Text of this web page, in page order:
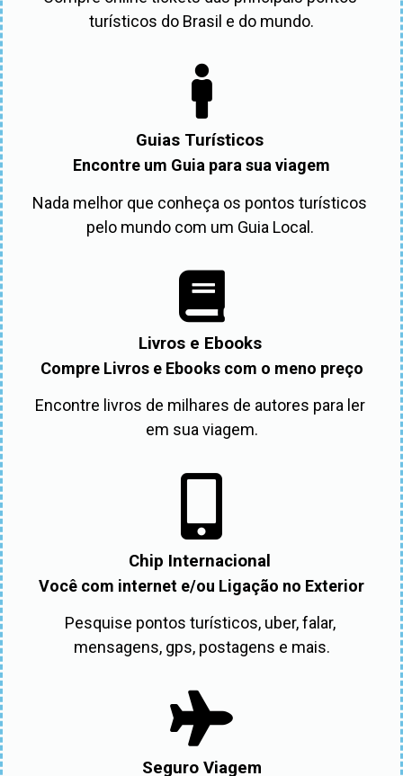
turísticos do Brasil e do mundo.
Guias Turísticos
Encontre um Guia para sua viagem
Nada melhor que conheça os pontos turísticos
pelo mundo com um Guia Local.
Livros e Ebooks
Compre Livros e Ebooks com o meno preço
Encontre livros de milhares de autores para ler
em sua viagem.
Chip Internacional
Você com internet e/ou Ligação no Exterior
Pesquise pontos turísticos, uber, falar,
mensagens, gps, postagens e mais.
Seguro Viagem